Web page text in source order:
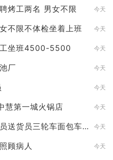
烤工两名 男女不限 今天
不限不体检坐着上班 今天
坐班4500-5500 今天
厂 今天
今天
慧第一城火锅店 今天
送货员三轮车面包车
今天
顾病人 今天